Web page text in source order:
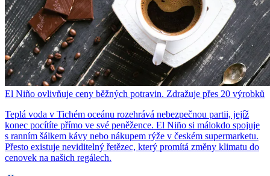
El Niño ovlivňuje ceny běžných potravin. Zdražuje přes 20 výrobků
Teplá voda v Tichém oceánu rozehrává nebezpečnou partii, jejíž
konec pocítíte přímo ve své peněžence. El Niño si málokdo spojuje
s ranním šálkem kávy nebo nákupem rýže v českém supermarketu.
Přesto existuje neviditelný řetězec, který promítá změny klimatu do
cenovek na našich regálech.